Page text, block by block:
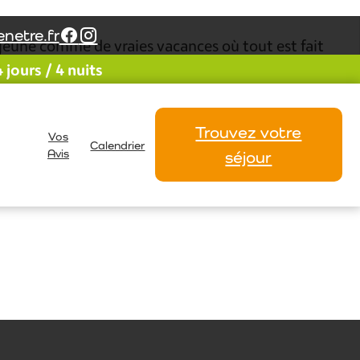
jours / 4 nuits
Vos
Avis
Calendrier
Trouvez votre
séjour
comme de vraies vacances où tout est fait
accompagne avec conviction et conseils
massages, chambres confortables.. et un groupe
MLuce et Quentin